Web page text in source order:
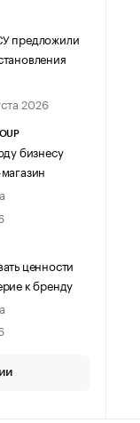
предложили
2026
бизнесу
ценности
к бренду